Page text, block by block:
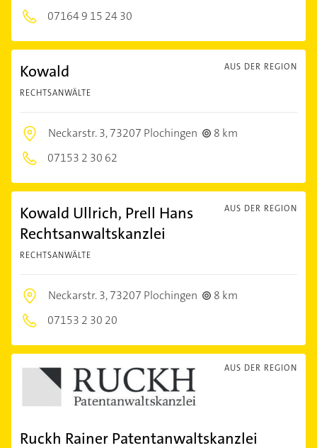
07164 9 15 24 30
AUS DER REGION
Kowald
RECHTSANWÄLTE
Neckarstr. 3,73207 Plochingen
8 km
07153 2 30 62
AUS DER REGION
Kowald Ullrich, Prell Hans
Rechtsanwaltskanzlei
RECHTSANWÄLTE
Neckarstr. 3,73207 Plochingen
8 km
07153 2 30 20
AUS DER REGION
Ruckh Rainer Patentanwaltskanzlei